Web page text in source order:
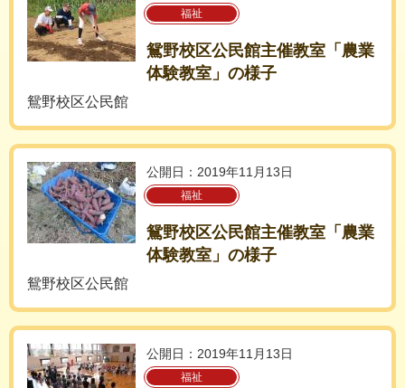
福祉
鴛野校区公民館主催教室「農業
体験教室」の様子
鴛野校区公民館
公開日：2019年11月13日
福祉
鴛野校区公民館主催教室「農業
体験教室」の様子
鴛野校区公民館
公開日：2019年11月13日
福祉